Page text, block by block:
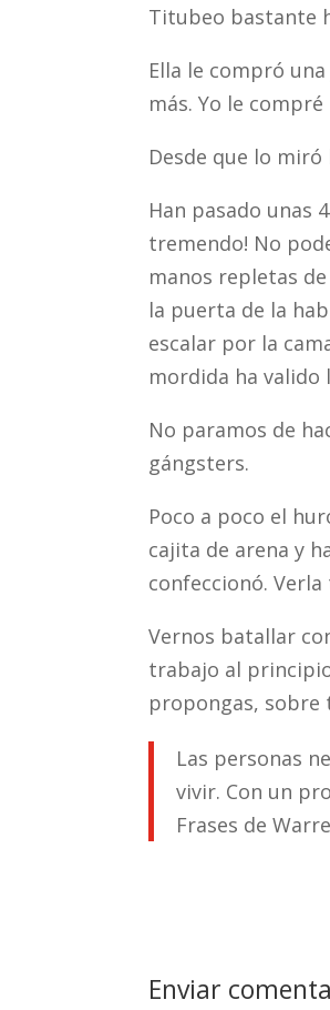
Titubeo bastante
Ella le compró
más. Yo le
Desde que lo miró
Han pasado unas
tremendo! No
manos repletas
la puerta de la
escalar por la
mordida ha valido
No paramos de
gángsters.
Poco a poco el
cajita de arena y
confeccionó.
Vernos batallar
trabajo al
propongas, sobre
Las personas
vivir. Con un
Frases de
Enviar